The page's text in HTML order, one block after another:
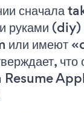
сначала
руками
имеют
Resume